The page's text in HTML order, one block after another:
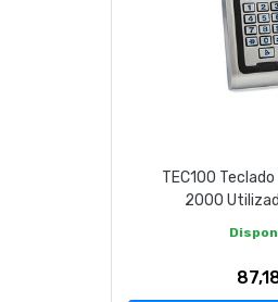
TEC100
2000